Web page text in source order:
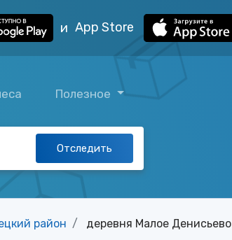
и App Store
Полезное
Отследить
район деревня Малое Денисьево